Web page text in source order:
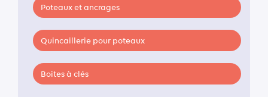
Poteaux et ancrages
Quincaillerie pour poteaux
Boites à clés